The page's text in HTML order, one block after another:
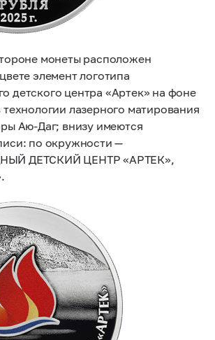
монеты расположен
элемент логотипа
детского центра «Артек» на фоне
лазерного матирования
Аю-Даг; внизу имеются
по окружности —
ДЕТСКИЙ ЦЕНТР «АРТЕК»,